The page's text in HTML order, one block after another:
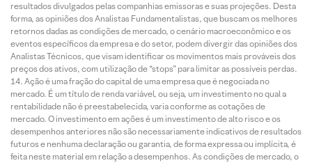
resultados divulgados pelas companhias emissoras e suas projeções. Desta
forma, as opiniões dos Analistas Fundamentalistas, que buscam os melhores
retornos dadas as condições de mercado, o cenário macroeconômico e os
eventos específicos da empresa e do setor, podem divergir das opiniões dos
Analistas Técnicos, que visam identificar os movimentos mais prováveis dos
preços dos ativos, com utilização de “stops” para limitar as possíveis perdas.
Ação é uma fração do capital de uma empresa que é negociada no
mercado. É um título de renda variável, ou seja, um investimento no qual a
rentabilidade não é preestabelecida, varia conforme as cotações de
mercado. O investimento em ações é um investimento de alto risco e os
desempenhos anteriores não são necessariamente indicativos de resultados
futuros e nenhuma declaração ou garantia, de forma expressa ou implícita, é
feita neste material em relação a desempenhos. As condições de mercado, o